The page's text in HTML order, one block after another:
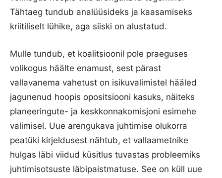
Tähtaeg tundub analüüsideks ja kaasamiseks
kriitiliselt lühike, aga siiski on alustatud.
Mulle tundub, et koalitsioonil pole praeguses
volikogus häälte enamust, sest pärast
vallavanema vahetust on isikuvalimistel hääled
jagunenud hoopis opositsiooni kasuks, näiteks
planeeringute- ja keskkonnakomisjoni esimehe
valimisel. Uue arengukava juhtimise olukorra
peatüki kirjeldusest nähtub, et vallaametnike
hulgas läbi viidud küsitlus tuvastas probleemiks
juhtimisotsuste läbipaistmatuse. See on küll uue